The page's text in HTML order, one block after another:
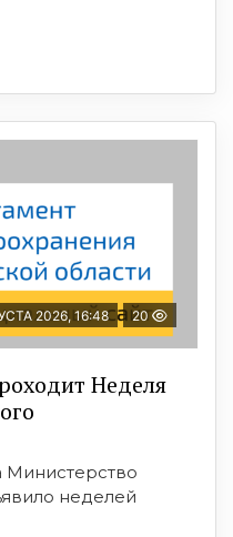
2026, 16:48 20
Неделя
Министерство
неделей